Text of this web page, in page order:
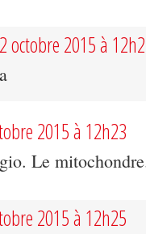
octobre 2015 à
2015 à 12h23
Le
2015 à 12h25